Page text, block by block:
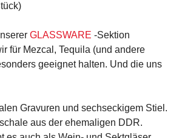
GLASSWARE -Sektion
für Mezcal, Tequila (und andere
geeignet halten. Und die uns
Gravuren und sechseckigem Stiel.
aus der ehemaligen DDR.